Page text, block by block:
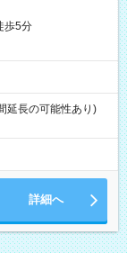
歩5分
延長の可能性あり)
詳細へ